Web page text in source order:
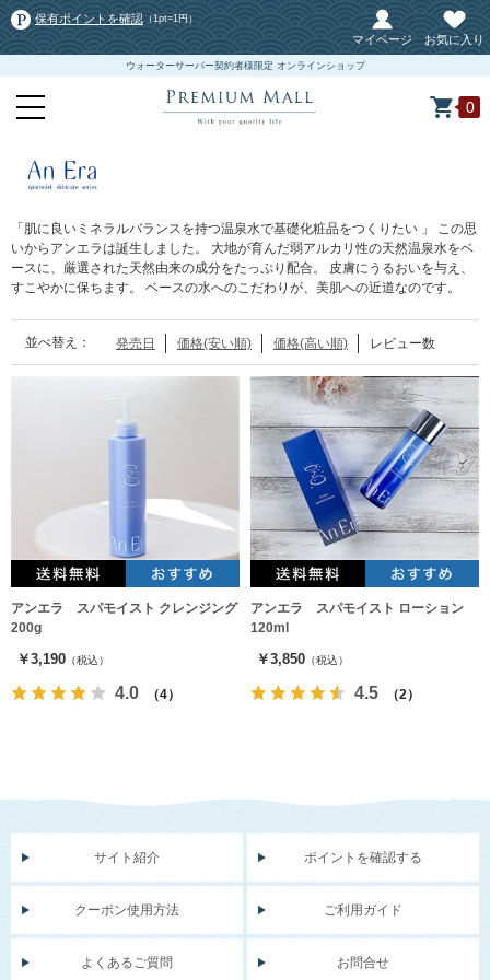
保有ポイントを確認 （1pt=1円）
マイページ お気に入り
ウォーターサーバー契約者様限定 オンラインショップ
0
「肌に良いミネラルバランスを持つ温泉水で基礎化粧品をつくりたい 」 この思
いからアンエラは誕生しました。 大地が育んだ弱アルカリ性の天然温泉水をベ
ースに、厳選された天然由来の成分をたっぷり配合。 皮膚にうるおいを与え、
すこやかに保ちます。 ベースの水へのこだわりが、美肌への近道なのです。
並べ替え： 発売日 価格(安い順) 価格(高い順) レビュー数
アンエラ スパモイスト クレンジング
200g
￥3,190 （税込）
4.0 （4）
アンエラ スパモイスト ローション
120ml
￥3,850 （税込）
4.5 （2）
サイト紹介 ポイントを確認する
クーポン使用方法 ご利用ガイド
よくあるご質問 お問合せ